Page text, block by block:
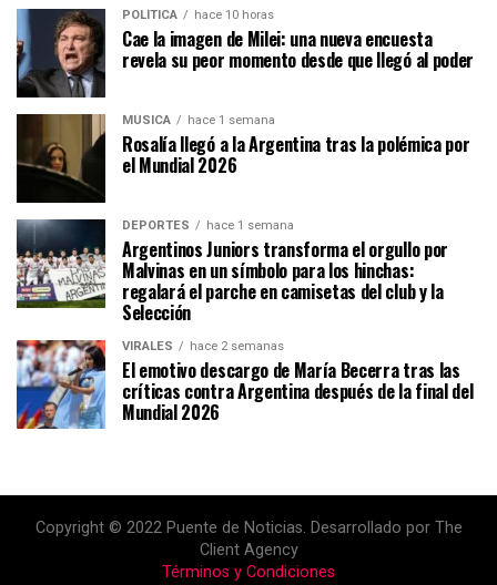
POLÍTICA hace 10 horas
Cae la imagen de Milei: una nueva encuesta
revela su peor momento desde que llegó al poder
MÚSICA hace 1 semana
Rosalía llegó a la Argentina tras la polémica por
el Mundial 2026
DEPORTES hace 1 semana
Argentinos Juniors transforma el orgullo por
Malvinas en un símbolo para los hinchas:
regalará el parche en camisetas del club y la
Selección
VIRALES hace 2 semanas
El emotivo descargo de María Becerra tras las
críticas contra Argentina después de la final del
Mundial 2026
Copyright © 2022 Puente de Noticias. Desarrollado por The
Client Agency
Términos y Condiciones